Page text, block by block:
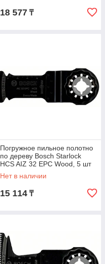
18 577 ₸
Погружное пильное полотно
по дереву Bosch Starlock
HCS AIZ 32 EPC Wood, 5 шт
Нет в наличии
15 114 ₸